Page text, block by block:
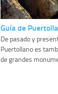
Guía de
De pasado y
Puertollano es
de grandes